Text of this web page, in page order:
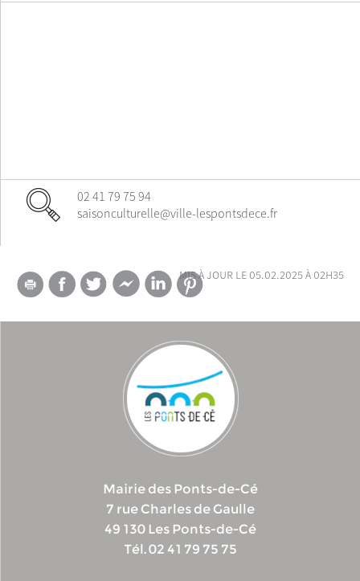
02 41 79 75 94
saisonculturelle@ville-lespontsdece.fr
mis à jour le 05.02.2025 à 02h35
Mairie des Ponts-de-Cé
7 rue Charles de Gaulle
49 130 Les Ponts-de-Cé
Tél. 02 41 79 75 75